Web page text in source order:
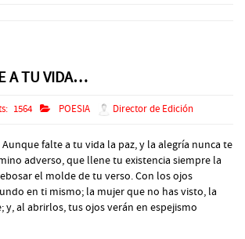
A TU VIDA…
1564 POESIA Director de Edición
falte a tu vida la paz, y la alegría nunca te
adverso, que llene tu existencia siempre la
el molde de tu verso. Con los ojos
en ti mismo; la mujer que no has visto, la
y, al abrirlos, tus ojos verán en espejismo